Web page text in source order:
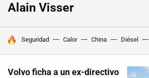
Alain Visser
HOY SE HABLA DE
Seguridad Calor China Diésel
Volvo ficha a un ex-directivo